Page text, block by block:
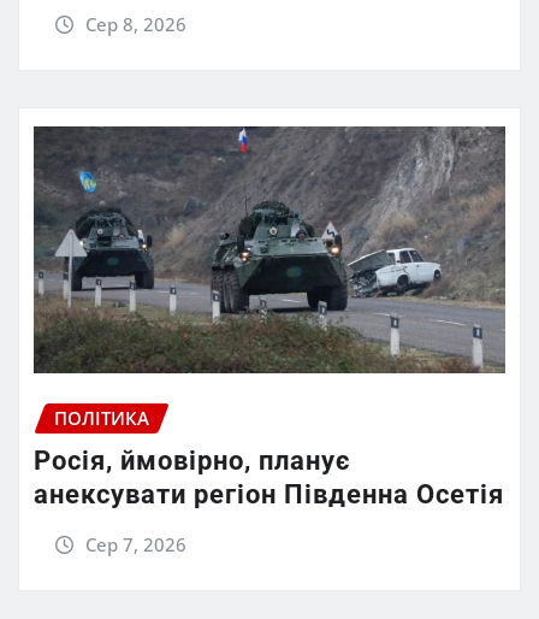
Сер 8, 2026
ПОЛІТИКА
Росія, ймовірно, планує
анексувати регіон Південна Осетія
Сер 7, 2026